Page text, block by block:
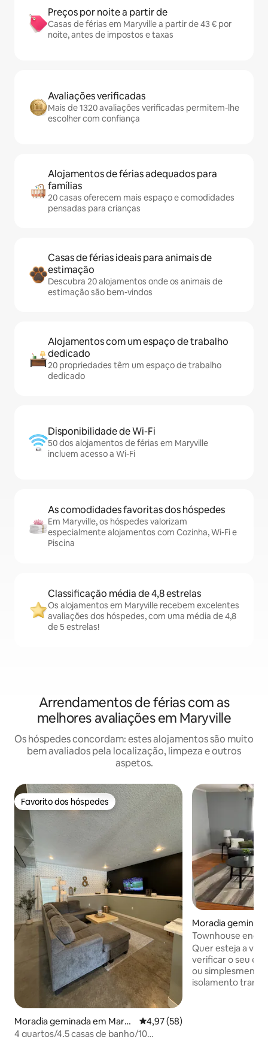
Preços por noite a partir de
Casas de férias em Maryville a partir de 43 € por
noite, antes de impostos e taxas
Avaliações verificadas
Mais de 1320 avaliações verificadas permitem-lhe
escolher com confiança
Alojamentos de férias adequados para
famílias
20 casas oferecem mais espaço e comodidades
pensadas para crianças
Casas de férias ideais para animais de
estimação
Descubra 20 alojamentos onde os animais de
estimação são bem-vindos
Alojamentos com um espaço de trabalho
dedicado
20 propriedades têm um espaço de trabalho
dedicado
Disponibilidade de Wi-Fi
50 dos alojamentos de férias em Maryville
incluem acesso a Wi-Fi
As comodidades favoritas dos hóspedes
Em Maryville, os hóspedes valorizam
especialmente alojamentos com Cozinha, Wi-Fi e
Piscina
Classificação média de 4,8 estrelas
Os alojamentos em Maryville recebem excelentes
avaliações dos hóspedes, com uma média de 4,8
de 5 estrelas!
Arrendamentos de férias com as
melhores avaliações em Maryville
Os hóspedes concordam: estes alojamentos são muito
bem avaliados pela localização, limpeza e outros
aspetos.
Favorito dos hóspedes
Favorito dos hóspedes
Moradia geminada em Maryv
ille
Classificação média de 4,97
4,97 (58)
4 quartos/4,5 casas de banho/10
Moradia
ville
Townhouse
Maryville
Quer esteja a
verificar o seu
ou simplesmente
isolamento